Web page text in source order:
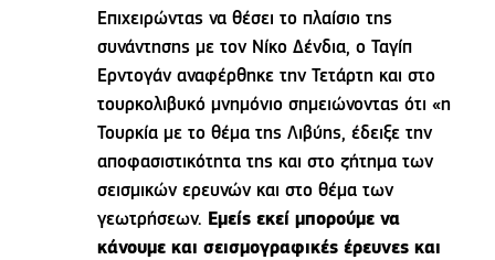
Επιχειρώντας να θέσει το πλαίσιο της
συνάντησης με τον Νίκο Δένδια, ο Ταγίπ
Ερντογάν αναφέρθηκε την Τετάρτη και στο
τουρκολιβυκό μνημόνιο σημειώνοντας ότι «η
Τουρκία με το θέμα της Λιβύης, έδειξε την
αποφασιστικότητα της και στο ζήτημα των
σεισμικών ερευνών και στο θέμα των
γεωτρήσεων. Εμείς εκεί μπορούμε να
κάνουμε και σεισμογραφικές έρευνες και